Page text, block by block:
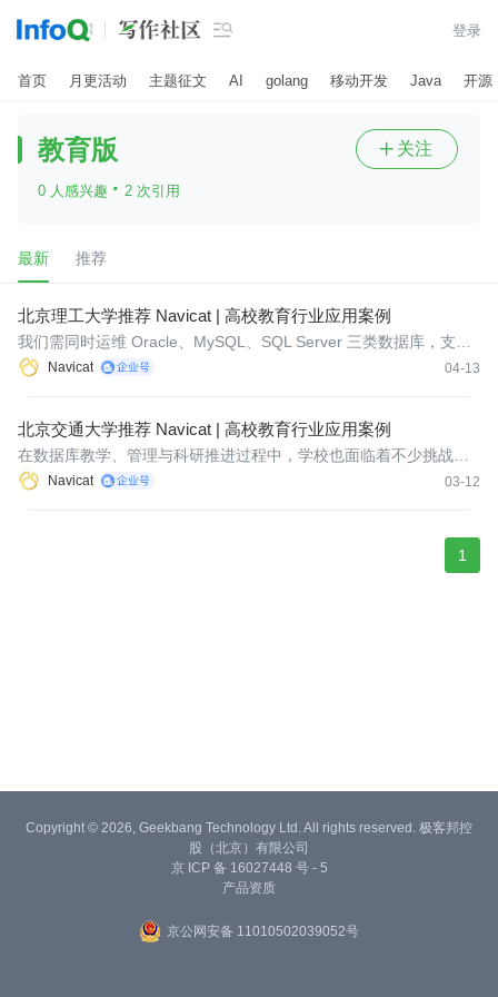
 登录
首页 月更活动 主题征文 AI golang 移动开发 Java 开源
教育版
0 人感兴趣 · 2 次引用
 关注
最新 推荐
北京理工大学推荐 Navicat | 高校教育行业应用案例
Navicat 04-13
我们需同时运维 Oracle、MySQL、SQL Server 三类数据库，支撑
业务系统多、场景分散，传统模式需切换多个客户端，操作繁琐、
北京交通大学推荐 Navicat | 高校教育行业应用案例
Navicat 03-12
在数据库教学、管理与科研推进过程中，学校也面临着不少挑战。N
avicat 教育版的应用，有效解决了这些难题。下面我们将详细介绍
1
Copyright © 2026, Geekbang Technology Ltd. All rights reserved. 极客邦控
股（北京）有限公司
京 ICP 备 16027448 号 - 5
产品资质
京公网安备 11010502039052号